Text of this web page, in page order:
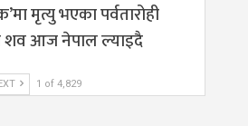
मृत्यु भएका पर्वतारोही
आज नेपाल ल्याइदै
1 of 4,829